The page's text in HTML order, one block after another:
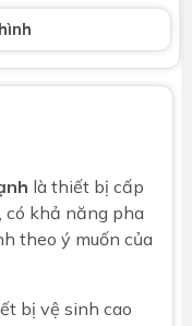
bao gồm ống thải
bảo hành
là thiết bị cấp
, có khả năng pha
theo ý muốn của
bị vệ sinh cao